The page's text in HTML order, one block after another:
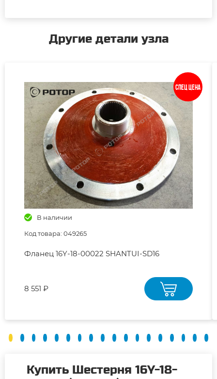
Другие детали узла
Спец цена
В наличии
Код товара: 049265
Фланец 16Y-18-00022 SHANTUI-SD16
8 551 ₽
Купить Шестерня 16Y-18-